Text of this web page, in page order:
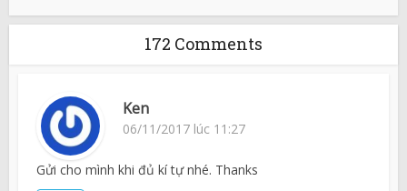
172 Comments
Ken
06/11/2017 lúc 11:27
Gửi cho mình khi đủ kí tự nhé. Thanks